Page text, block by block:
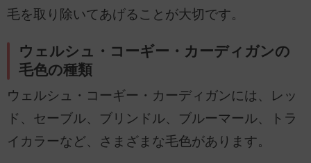
毛を取り除いてあげることが大切です。
ウェルシュ・コーギー・カーディガンの
毛色の種類
ウェルシュ・コーギー・カーディガンには、レッ
ド、セーブル、ブリンドル、ブルーマール、トラ
イカラーなど、さまざまな毛色があります。